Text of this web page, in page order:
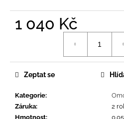
1 040 Kč
Kategorie:
Záruka:
2
Hmotnost:
Zeptat se
m
e